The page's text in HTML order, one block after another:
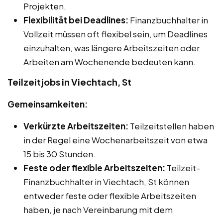
Projekten.
Flexibilität bei Deadlines: Finanzbuchhalter in
Vollzeit müssen oft flexibel sein, um Deadlines
einzuhalten, was längere Arbeitszeiten oder
Arbeiten am Wochenende bedeuten kann.
Teilzeitjobs in Viechtach, St
Gemeinsamkeiten:
Verkürzte Arbeitszeiten: Teilzeitstellen haben
in der Regel eine Wochenarbeitszeit von etwa
15 bis 30 Stunden.
Feste oder flexible Arbeitszeiten: Teilzeit-
Finanzbuchhalter in Viechtach, St können
entweder feste oder flexible Arbeitszeiten
haben, je nach Vereinbarung mit dem